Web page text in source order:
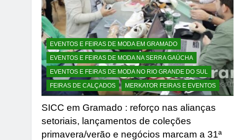
EVENTOS E FEIRAS DE MODA EM GRAMADO
EVENTOS E FEIRAS DE MODA NA SERRA GAÚCHA
EVENTOS E FEIRAS DE MODA NO RIO GRANDE DO SUL
FEIRAS DE CALÇADOS
MERKATOR FEIRAS E EVENTOS
SICC em Gramado : reforço nas alianças
setoriais, lançamentos de coleções
primavera/verão e negócios marcam a 31ª